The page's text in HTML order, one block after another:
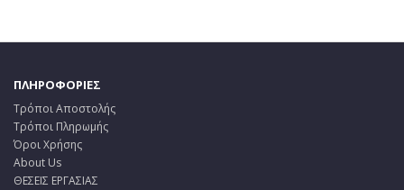
ΠΛΗΡΟΦΟΡΙΕΣ
Τρόποι Αποστολής
Τρόποι Πληρωμής
Όροι Χρήσης
About Us
ΘΕΣΕΙΣ ΕΡΓΑΣΙΑΣ